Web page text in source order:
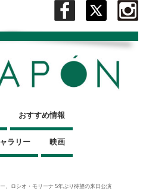
おすすめ情報
ラリー 映画
、ロシオ・モリーナ 5年ぶり待望の来日公演